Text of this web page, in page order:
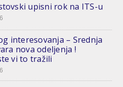
upisni rok na ITS-u
interesovanja – Srednja
nova odeljenja !
vi to tražili